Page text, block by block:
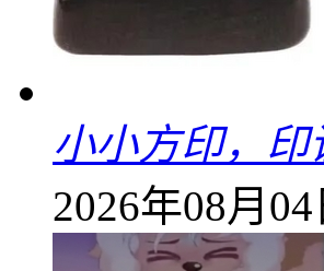
小小方印，
2026年08月